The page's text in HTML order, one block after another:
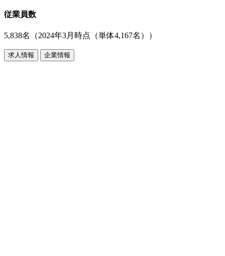
従業員数
5,838名（2024年3月時点（単体4,167名））
求人情報 企業情報